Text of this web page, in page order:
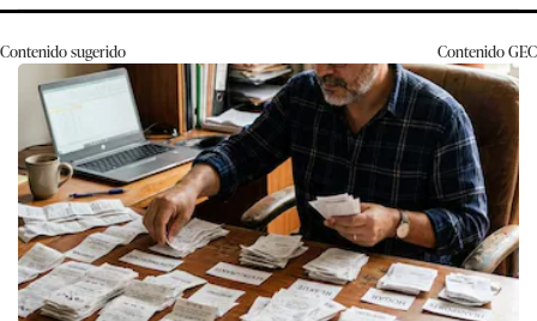
Contenido sugerido ContenidoGEC